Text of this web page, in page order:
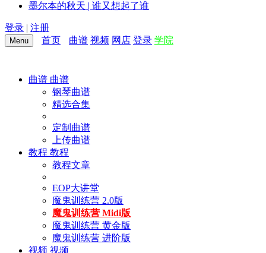
墨尔本的秋天 | 谁又想起了谁
登录 | 注册
Menu 首页 曲谱 视频 网店 登录 学院
曲谱 曲谱
钢琴曲谱
精选合集
定制曲谱
上传曲谱
教程 教程
教程文章
EOP大讲堂
魔鬼训练营 2.0版
魔鬼训练营 Midi版
魔鬼训练营 黄金版
魔鬼训练营 进阶版
视频 视频